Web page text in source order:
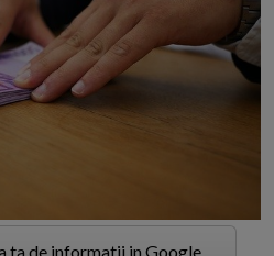
ta de informatii in Google